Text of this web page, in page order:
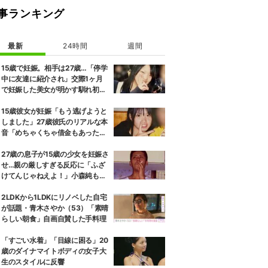
ランキング
最新 24時間 週間
15歳で妊娠。相手は27歳…「停学
中に友達に紹介され」交際1ヶ月
で妊娠した美女が明かす馴れ初め
絶句
15歳彼女が妊娠「もう逃げようと
しました」27歳彼氏のリアルな本
音「めちゃくちゃ借金もあったの
27歳の息子が15歳の少女を妊娠さ
せ…親の厳しすぎる反応に「ふざ
けてんじゃねえよ！」小森純も怒
2LDKから1LDKにリノベした自宅
が話題・青木さやか（53）「素晴
らしい朝食」自画自賛した手料理
「すごい水着」「目線に困る」20
歳のダイナマイトボディの女子大
生のスタイルに反響